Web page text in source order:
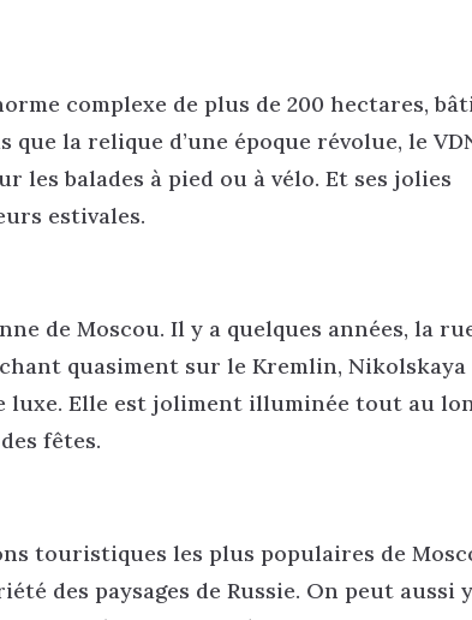
complexe de plus de 200 hectares,
la relique d’une époque révolue, le
balades à pied ou à vélo. Et ses jolies
estivales.
de Moscou. Il y a quelques années, la
quasiment sur le Kremlin, Nikolskaya
Elle est joliment illuminée tout au
fêtes.
touristiques les plus populaires de
des paysages de Russie. On peut aussi y